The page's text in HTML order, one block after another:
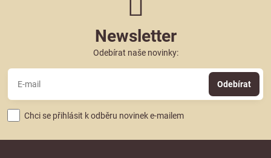
Newsletter
Odebírat naše novinky:
Odebírat
Chci se přihlásit k odběru novinek e-mailem